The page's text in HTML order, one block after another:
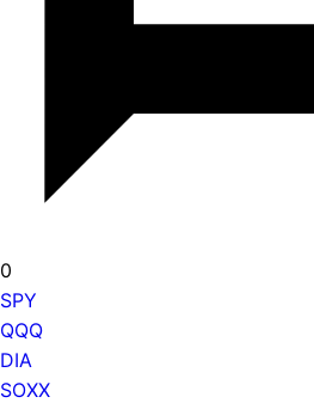
0
SPY
QQQ
DIA
SOXX